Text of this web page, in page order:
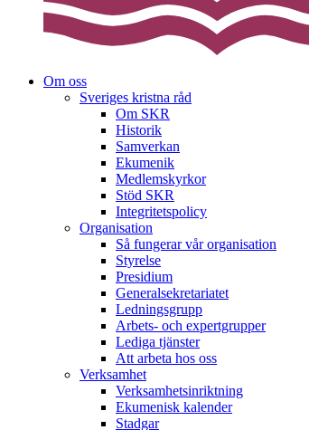
Om oss
Sveriges kristna råd
Om SKR
Historik
Samverkan
Ekumenik
Medlemskyrkor
Stöd SKR
Integritetspolicy
Organisation
Så fungerar vår organisation
Styrelse
Presidium
Generalsekretariatet
Ledningsgrupp
Arbets- och expertgrupper
Lediga tjänster
Att arbeta hos oss
Verksamhet
Verksamhetsinriktning
Ekumenisk kalender
Stadgar